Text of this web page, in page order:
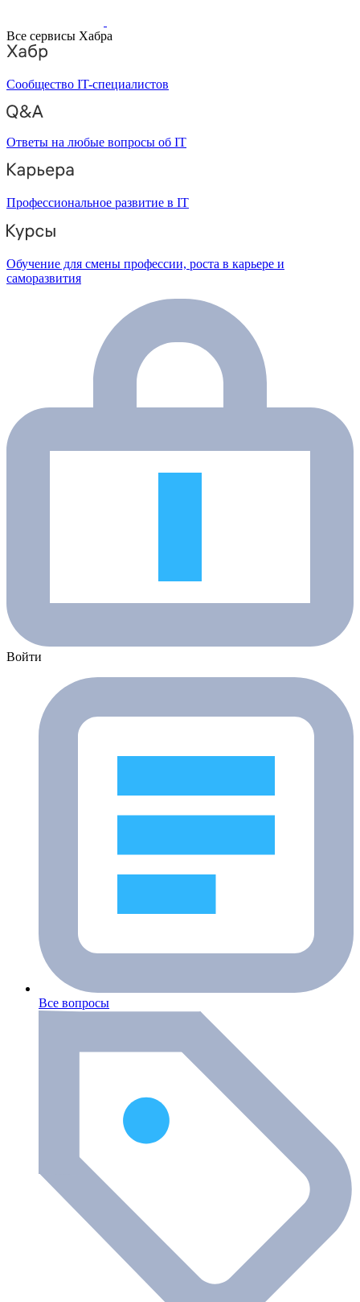
Все сервисы Хабра
Сообщество IT-специалистов
Ответы на любые вопросы об IT
Профессиональное развитие в IT
Обучение для смены профессии, роста в карьере и
саморазвития
Войти
Все вопросы